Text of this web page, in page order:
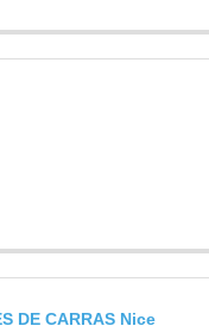
DE CARRAS Nice